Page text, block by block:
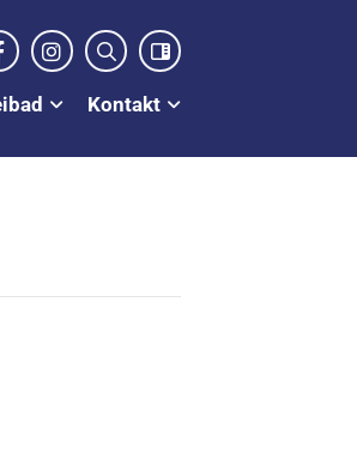
Kontakt